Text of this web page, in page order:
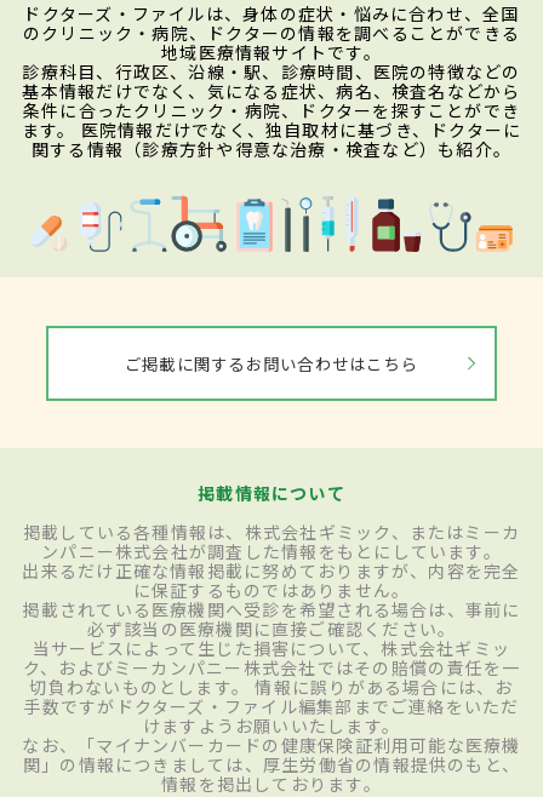
ドクターズ・ファイルは、身体の症状・悩みに合わせ、全国
のクリニック・病院、ドクターの情報を調べることができる
地域医療情報サイトです。
診療科目、行政区、沿線・駅、診療時間、医院の特徴などの
基本情報だけでなく、気になる症状、病名、検査名などから
条件に合ったクリニック・病院、ドクターを探すことができ
ます。 医院情報だけでなく、独自取材に基づき、ドクターに
関する情報（診療方針や得意な治療・検査など）も紹介。
ご掲載に関するお問い合わせはこちら
掲載情報について
掲載している各種情報は、株式会社ギミック、またはミーカ
ンパニー株式会社が調査した情報をもとにしています。
出来るだけ正確な情報掲載に努めておりますが、内容を完全
に保証するものではありません。
掲載されている医療機関へ受診を希望される場合は、事前に
必ず該当の医療機関に直接ご確認ください。
当サービスによって生じた損害について、株式会社ギミッ
ク、およびミーカンパニー株式会社ではその賠償の責任を一
切負わないものとします。 情報に誤りがある場合には、お
手数ですがドクターズ・ファイル編集部までご連絡をいただ
けますようお願いいたします。
なお、「マイナンバーカードの健康保険証利用可能な医療機
関」の情報につきましては、厚生労働省の情報提供のもと、
情報を掲出しております。